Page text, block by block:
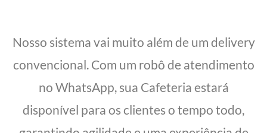
Nosso sistema vai muito além de um delivery
convencional. Com um robô de atendimento
no WhatsApp, sua Cafeteria estará
disponível para os clientes o tempo todo,